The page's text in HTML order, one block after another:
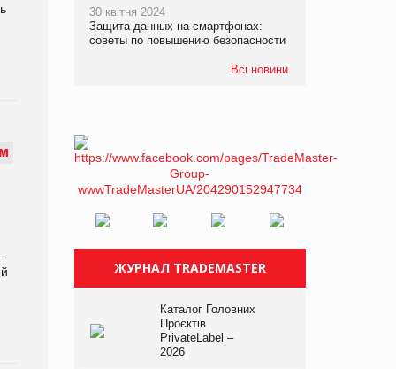
М
30 квітня 2024
Защита данных на смартфонах:
советы по повышению безопасности
Всі новини
ЖУРНАЛ TRADEMASTER
Каталог Головних
Проєктів
PrivateLabel –
2026